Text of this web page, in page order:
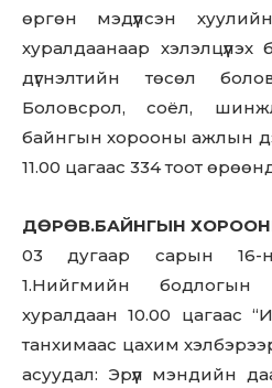
өргөн мэдүүлсэн
хуралдаанаар хэлэлцүүлэх
дүгнэлтийн төсөл
Боловсрол, соёл,
байнгын хорооны ажлын
11.00 цагаас 334 тоот
ДӨРӨВ.БАЙНГЫН
03 дугаар сарын 16-
1.Нийгмийн
хуралдаан 10.00 цагаас
танхимаас цахим
асуудал: Эрүүл мэндийн